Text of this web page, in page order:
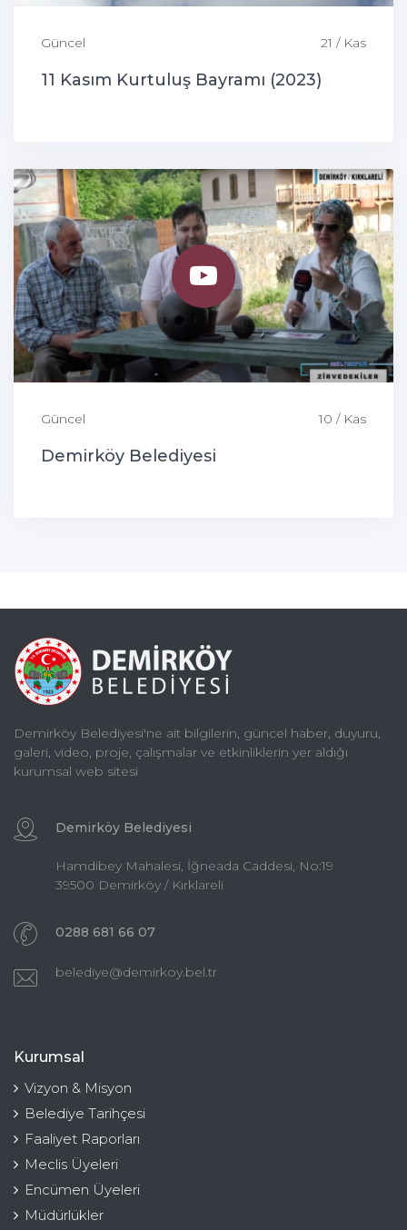
Güncel 21 / Kas
11 Kasım Kurtuluş Bayramı (2023)
Güncel 10 / Kas
Demirköy Belediyesi
Demirköy Belediyesi'ne ait bilgilerin, güncel haber, duyuru,
galeri, video, proje, çalışmalar ve etkinliklerin yer aldığı
kurumsal web sitesi
Demirköy Belediyesi
Hamdibey Mahalesi, İğneada Caddesi, No:19
39500 Demirköy / Kırklareli
0288 681 66 07
belediye@demirkoy.bel.tr
Kurumsal
Vizyon & Misyon
Belediye Tarihçesi
Faaliyet Raporları
Meclis Üyeleri
Encümen Üyeleri
Müdürlükler